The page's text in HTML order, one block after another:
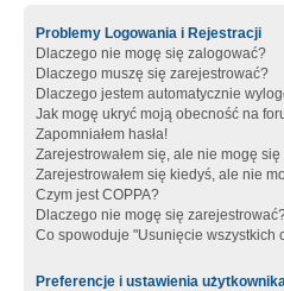
Problemy Logowania i Rejestracji
Dlaczego nie mogę się zalogować?
Dlaczego muszę się zarejestrować?
Dlaczego jestem automatycznie
Jak mogę ukryć moją obecność na
Zapomniałem hasła!
Zarejestrowałem się, ale nie mogę
Zarejestrowałem się kiedyś, ale nie
Czym jest COPPA?
Dlaczego nie mogę się
Co spowoduje "Usunięcie wszystkich
Preferencje i ustawienia